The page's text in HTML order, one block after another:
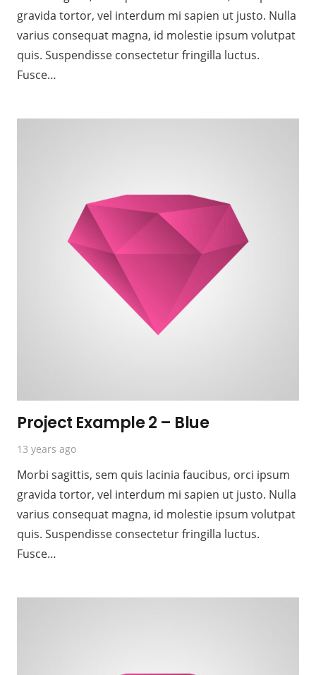
gravida tortor, vel interdum mi sapien ut justo. Nulla
varius consequat magna, id molestie ipsum volutpat
quis. Suspendisse consectetur fringilla luctus.
Fusce…
Project Example 2 – Blue
13 years ago
Morbi sagittis, sem quis lacinia faucibus, orci ipsum
gravida tortor, vel interdum mi sapien ut justo. Nulla
varius consequat magna, id molestie ipsum volutpat
quis. Suspendisse consectetur fringilla luctus.
Fusce…